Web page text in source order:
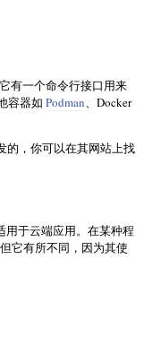
有一个命令行接口用来
容器如 Podman、Docker
的，你可以在其网站上找
用于云端应用。在某种程
它有所不同，因为其使